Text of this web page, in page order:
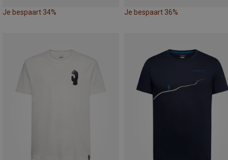
Je bespaart 34% Je bespaart 36%